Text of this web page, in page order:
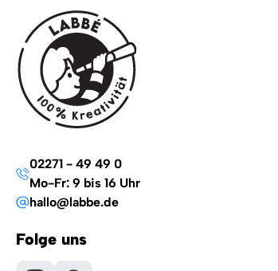
02271 - 49 49 0
Mo-Fr: 9 bis 16 Uhr
hallo@labbe.de
Folge uns